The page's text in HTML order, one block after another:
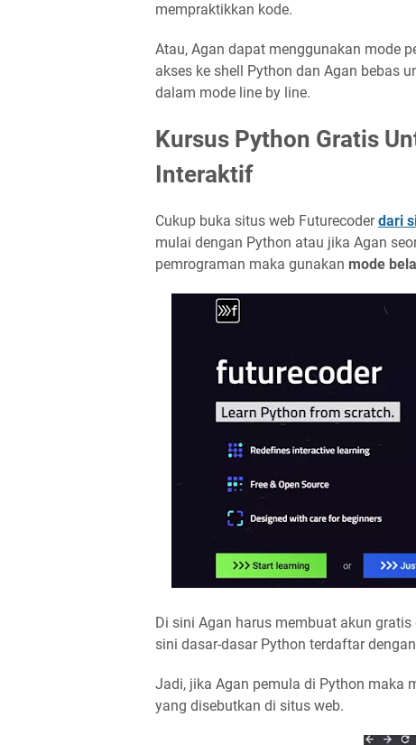
mempraktikkan kode.
Atau, Agan dapat menggunakan mode
akses ke shell Python dan Agan bebas
dalam mode line by line.
Kursus Python Gratis
Interaktif
Cukup buka situs web Futurecoderdari
mulai dengan Python atau jika Agan
pemrograman maka gunakan mode
Di sini Agan harus membuat akun
sini dasar-dasar Python terdaftar
Jadi, jika Agan pemula di Python maka
yang disebutkan di situs web.